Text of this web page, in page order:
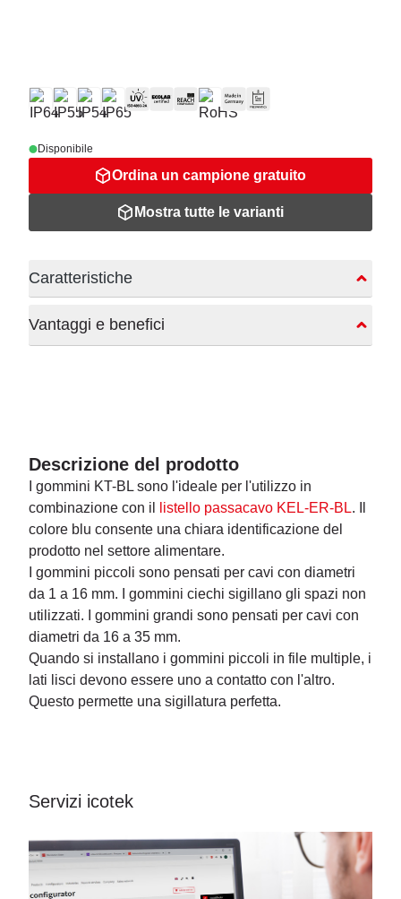
Disponibile
Ordina un campione gratuito
Mostra tutte le varianti
Caratteristiche
Vantaggi e benefici
Descrizione del prodotto
I gommini KT-BL sono l'ideale per l'utilizzo in
combinazione con il
listello passacavo KEL-ER-BL. Il
colore blu consente una chiara identificazione del
prodotto nel settore alimentare.
I gommini piccoli sono pensati per cavi con diametri
da 1 a 16 mm. I gommini ciechi sigillano gli spazi non
utilizzati. I gommini grandi sono pensati per cavi con
diametri da 16 a 35 mm.
Quando si installano i gommini piccoli in file multiple, i
lati lisci devono essere uno a contatto con l'altro.
Questo permette una sigillatura perfetta.
Servizi icotek